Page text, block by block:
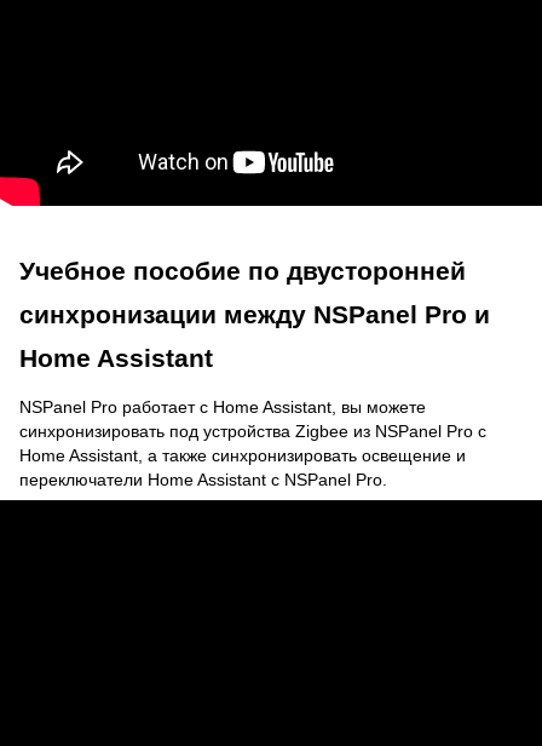
Учебное пособие по двусторонней
синхронизации между NSPanel Pro и
Home Assistant
NSPanel Pro работает с Home Assistant, вы можете
синхронизировать под устройства Zigbee из NSPanel Pro с
Home Assistant, а также синхронизировать освещение и
переключатели Home Assistant с NSPanel Pro.